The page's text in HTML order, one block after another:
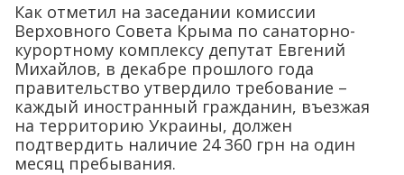
Как отметил на заседании комиссии
Верховного Совета Крыма по санаторно-
курортному комплексу депутат Евгений
Михайлов, в декабре прошлого года
правительство утвердило требование –
каждый иностранный гражданин, въезжая
на территорию Украины, должен
подтвердить наличие 24 360 грн на один
месяц пребывания.